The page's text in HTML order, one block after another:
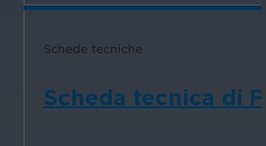
Schede tecniche
Scheda tecnica di